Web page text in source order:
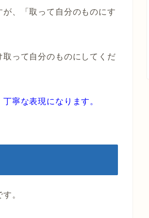
が、「取って自分のものにす
取って自分のものにしてくだ
寧な表現になります。
。